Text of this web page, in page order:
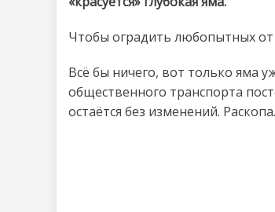
Чтобы оградить любопытных от
Всё бы ничего, вот только яма
общественного транспорта
остаётся без изменений.